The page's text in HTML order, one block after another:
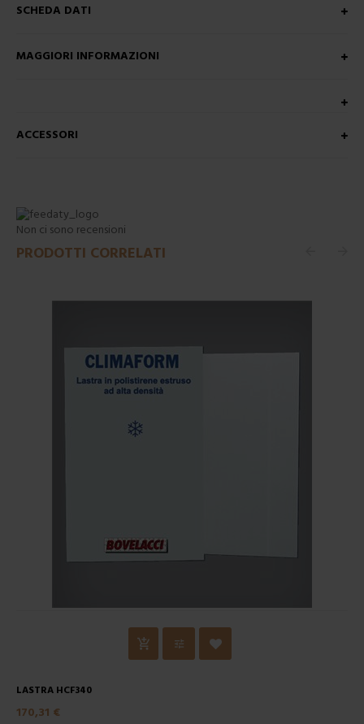
SCHEDA DATI
MAGGIORI INFORMAZIONI
ACCESSORI
Non ci sono recensioni
PRODOTTI CORRELATI
LASTRA HCF340
170,31 €